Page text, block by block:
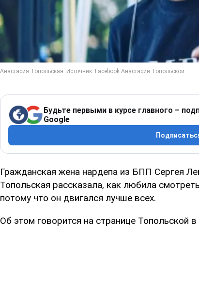
Будьте первыми в курсе главного –
Google
Гражданская жена нардепа из БПП Сергея
Топольская рассказала, как любила
потому что он двигался лучше всех.
Об этом говорится на странице Топольской в